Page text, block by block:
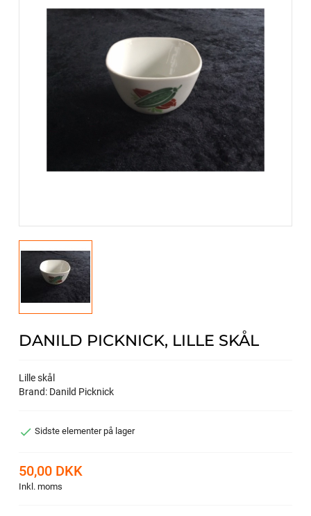
DANILD PICKNICK, LILLE SKÅL
Lille skål
Brand: Danild Picknick
 Sidste elementer på lager
50,00 DKK
Inkl. moms